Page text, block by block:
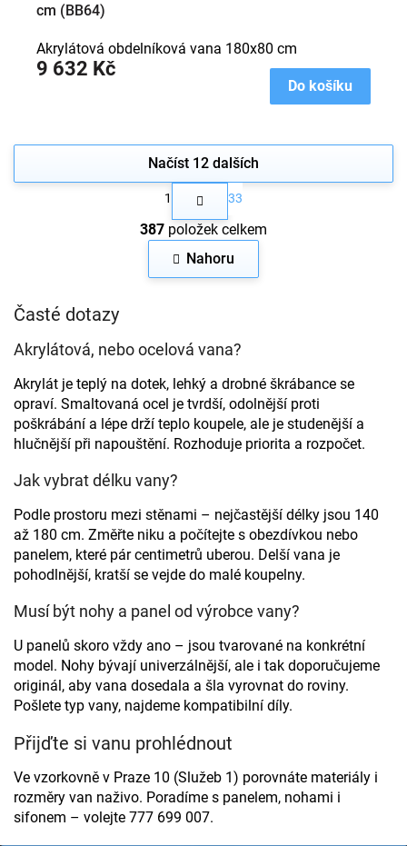
cm (BB64)
9 632 Kč
Do košíku
Akrylátová obdelníková vana 180x80 cm
O
v
l
á
p
r
v
k
y
v
s
u
Načíst 12 dalších
S
t
r
á
n
k
o
í
1 33
387 položek celkem
Nahoru
Časté dotazy
Akrylátová, nebo ocelová vana?
Akrylát je teplý na dotek, lehký a drobné škrábance se
opraví. Smaltovaná ocel je tvrdší, odolnější proti
poškrábání a lépe drží teplo koupele, ale je studenější a
hlučnější při napouštění. Rozhoduje priorita a rozpočet.
Jak vybrat délku vany?
Podle prostoru mezi stěnami – nejčastější délky jsou 140
až 180 cm. Změřte niku a počítejte s obezdívkou nebo
panelem, které pár centimetrů uberou. Delší vana je
pohodlnější, kratší se vejde do malé koupelny.
Musí být nohy a panel od výrobce vany?
U panelů skoro vždy ano – jsou tvarované na konkrétní
model. Nohy bývají univerzálnější, ale i tak doporučujeme
originál, aby vana dosedala a šla vyrovnat do roviny.
Pošlete typ vany, najdeme kompatibilní díly.
Přijďte si vanu prohlédnout
Ve vzorkovně v Praze 10 (Služeb 1) porovnáte materiály i
rozměry van naživo. Poradíme s panelem, nohami i
sifonem – volejte 777 699 007.